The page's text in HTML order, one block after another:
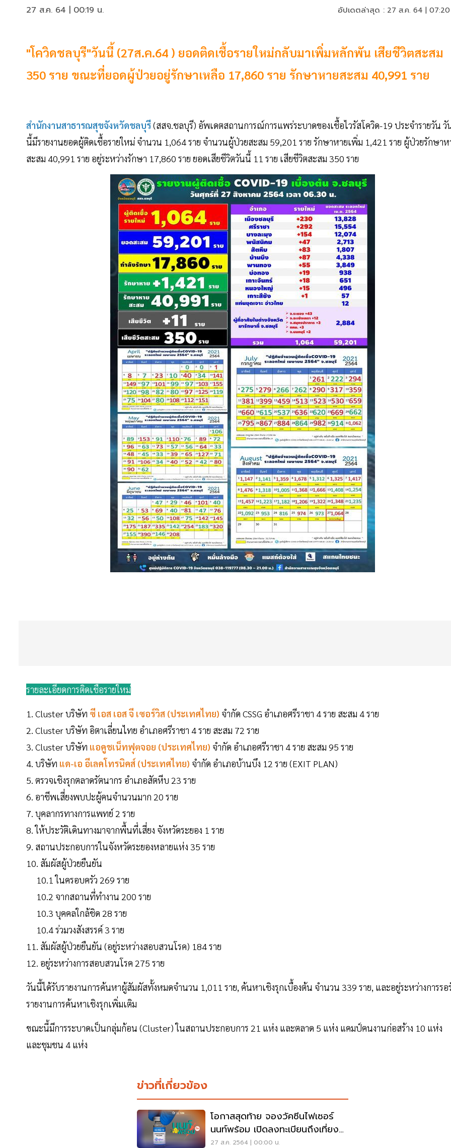
27 ส.ค. 64 | 00:19 น. อัปเดตล่าสุด : 27 ส.ค. 64 |
"โควิดชลบุรี"วันนี้ (27ส.ค.64 ) ยอดติดเชื้อรายใหม่กลับมาเพิ่มหลักพัน เสียชีวิตสะสม
350 ราย ขณะที่ยอดผู้ป่วยอยู่รักษาเหลือ 17,860 ราย รักษาหายสะสม 40,991 ราย
สำนักงานสาธารณสุขจังหวัดชลบุรี(สสจ.ชลบุรี) อัพเดตสถานการณ์การแพร่ระบาดของเชื้อไวรัสโควิด-19 ประจำรายวัน วั
นี้มีรายงานยอดผู้ติดเชื้อรายใหม่ จำนวน 1,064 ราย จำนวนผู้ป่วยสะสม 59,201 ราย รักษาหายเพิ่ม 1,421 ราย ผู้ป่วยรักษาห
สะสม 40,991 ราย อยู่ระหว่างรักษา 17,860 ราย ยอดเสียชีวิตวันนี้ 11 ราย เสียชีวิตสะสม 350 ราย
รายละเอียดการติดเชื้อรายใหม่
1. Cluster บริษัท ซี เอส เอส จี เซอร์วิส (ประเทศไทย) จำกัด CSSG อำเภอศรีราชา 4 ราย สะสม 4 ราย
2. Cluster บริษัท อิตาเลี่ยนไทย อำเภอศรีราชา 4 ราย สะสม 72 ราย
3. Cluster บริษัท แอคูชเน็ทฟุตจอย (ประเทศไทย) จำกัด อำเภอศรีราชา 4 ราย สะสม 95 ราย
4. บริษัท แด-เอ อีเลคโทรนิคส์ (ประเทศไทย) จำกัด อำเภอบ้านบึง 12 ราย (EXIT PLAN)
5. ตรวจเชิงรุกตลาดรัตนากร อำเภอสัตหีบ 23 ราย
6. อาชีพเสี่ยงพบปะผู้คนจำนวนมาก 20 ราย
7. บุคลากรทางการแพทย์ 2 ราย
8. ให้ประวัติเดินทางมาจากพื้นที่เสี่ยง จังหวัดระยอง 1 ราย
9. สถานประกอบการในจังหวัดระยองหลายแห่ง 35 ราย
10. สัมผัสผู้ป่วยยืนยัน
10.1 ในครอบครัว 269 ราย
10.2 จากสถานที่ทำงาน 200 ราย
10.3 บุคคลใกล้ชิด 28 ราย
10.4 ร่วมวงสังสรรค์ 3 ราย
11. สัมผัสผู้ป่วยยืนยัน (อยู่ระหว่างสอบสวนโรค) 184 ราย
12. อยู่ระหว่างการสอบสวนโรค 275 ราย
วันนี้ได้รับรายงานการค้นหาผู้สัมผัสทั้งหมดจำนวน 1,011 ราย, ค้นหาเชิงรุกเบื้องต้น จำนวน 339 ราย, และอยู่ระหว่างการรอ
รายงานการค้นหาเชิงรุกเพิ่มเติม
ขณะนี้มีการระบาดเป็นกลุ่มก้อน (Cluster) ในสถานประกอบการ 21 แห่ง และตลาด 5 แห่ง แคมป์คนงานก่อสร้าง 10 แห่ง
และชุมชน 4 แห่ง
ข่าวที่เกี่ยวข้อง
โอกาสสุดท้าย จองวัคซีนไฟเซอร์
นนท์พร้อม เปิดลงทะเบียนถึงเที่ยง
วันเท่านั้น
27 ส.ค. 2564 | 00:00 น.